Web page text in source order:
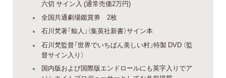
六切 サイン入 (通常売価2万円)
全国共通劇場鑑賞券 2枚
石川梵著「鯨人」（集英社新書）サイン本
石川梵監督「世界でいちばん美しい村」特製 DVD （監
督サイン入り）
国内版および国際版エンドロールにも英字入りでア